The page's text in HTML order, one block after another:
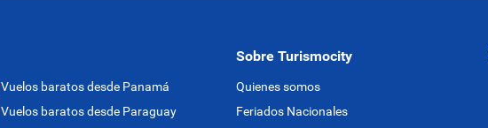
Vuelos baratos desde Panamá
Vuelos baratos desde Paraguay
Sobre Turismocity
Quienes somos
Feriados Nacionales